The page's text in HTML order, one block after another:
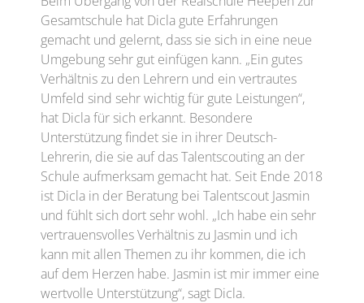
Gesamtschule hat Dicla gute Erfahrungen
gemacht und gelernt, dass sie sich in eine neue
Umgebung sehr gut einfügen kann. „Ein gutes
Verhältnis zu den Lehrern und ein vertrautes
Umfeld sind sehr wichtig für gute Leistungen“,
hat Dicla für sich erkannt. Besondere
Unterstützung findet sie in ihrer Deutsch-
Lehrerin, die sie auf das Talentscouting an der
Schule aufmerksam gemacht hat. Seit Ende 2018
ist Dicla in der Beratung bei Talentscout Jasmin
und fühlt sich dort sehr wohl. „Ich habe ein sehr
vertrauensvolles Verhältnis zu Jasmin und ich
kann mit allen Themen zu ihr kommen, die ich
auf dem Herzen habe. Jasmin ist mir immer eine
wertvolle Unterstützung“, sagt Dicla.